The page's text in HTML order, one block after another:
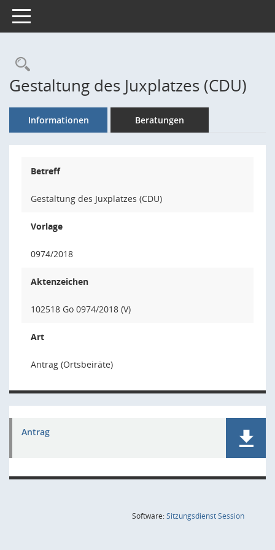
Toggle navigation
Rechercheauswahl
Gestaltung des Juxplatzes (CDU)
Informationen Beratungen
Betreff
Gestaltung des Juxplatzes (CDU)
Vorlage
0974/2018
Aktenzeichen
102518 Go 0974/2018 (V)
Art
Antrag (Ortsbeiräte)
Antrag
Software:SitzungsdienstSession(Wird in